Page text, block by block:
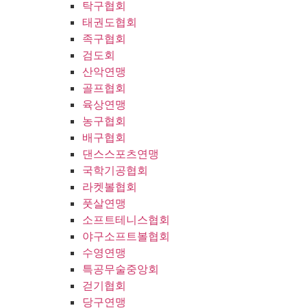
탁구협회
태권도협회
족구협회
검도회
산악연맹
골프협회
육상연맹
농구협회
배구협회
댄스스포츠연맹
국학기공협회
라켓볼협회
풋살연맹
소프트테니스협회
야구소프트볼협회
수영연맹
특공무술중앙회
걷기협회
당구연맹